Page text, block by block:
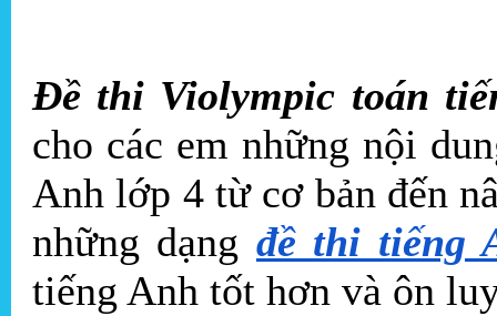
Đề thi Violympic toán
cho các em những nội
Anh lớp 4 từ cơ bản đến
những dạng đề thi tiếng
tiếng Anh tốt hơn và ôn